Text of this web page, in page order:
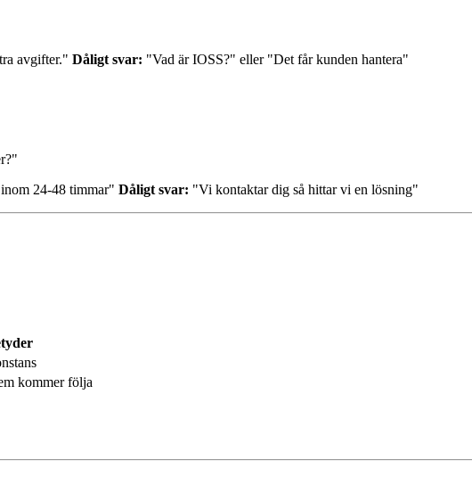
avgifter." Dåligt svar: "Vad är IOSS?" eller "Det får kunden hantera"
24-48 timmar" Dåligt svar: "Vi kontaktar dig så hittar vi en lösning"
kommer följa